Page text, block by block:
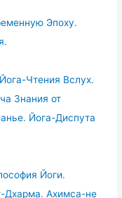
Эпоху.
Чтения Вслух.
Знания от
Йога-Диспута
Йоги.
Дхарма. Ахимса-не